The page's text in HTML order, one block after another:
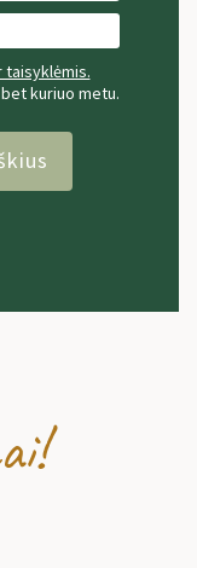
kuriuo metu.